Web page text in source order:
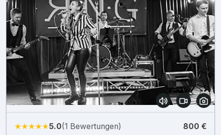
★★★★★5.0(1 Bewertungen) 800 €